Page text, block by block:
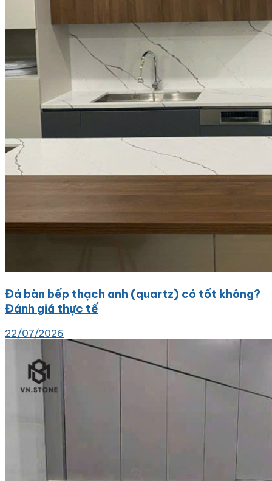
Đá bàn bếp thạch anh (quartz) có tốt không?
Đánh giá thực tế
22/07/2026